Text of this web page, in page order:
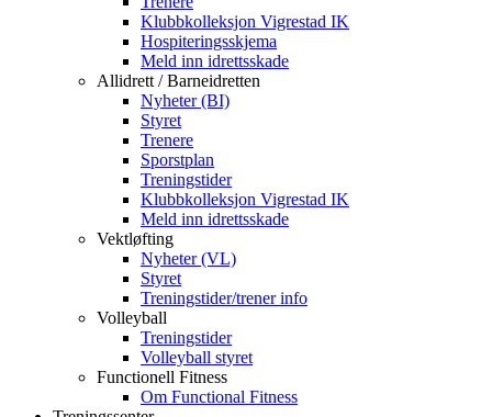
Klubbkolleksjon Vigrestad IK
Hospiteringsskjema
Meld inn idrettsskade
Allidrett / Barneidretten
Nyheter (BI)
Styret
Trenere
Sporstplan
Treningstider
Klubbkolleksjon Vigrestad IK
Meld inn idrettsskade
Vektløfting
Nyheter (VL)
Styret
Treningstider/trener info
Volleyball
Treningstider
Volleyball styret
Functionell Fitness
Om Functional Fitness